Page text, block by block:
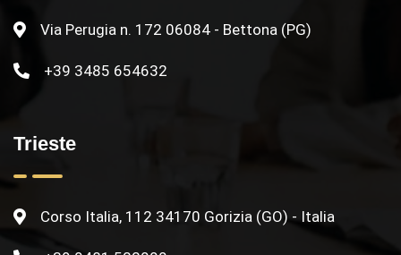
Via Perugia n. 172 06084 - Bettona (PG)
+39 3485 654632
Trieste
Corso Italia, 112 34170 Gorizia (GO) - Italia